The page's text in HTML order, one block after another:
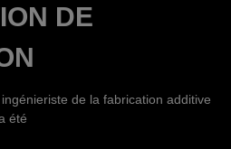
DE
de la fabrication additive
été